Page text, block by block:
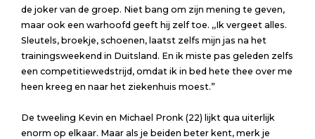
de joker van de groep. Niet bang om zijn mening te geven,
maar ook een warhoofd geeft hij zelf toe. ,,Ik vergeet alles.
Sleutels, broekje, schoenen, laatst zelfs mijn jas na het
trainingsweekend in Duitsland. En ik miste pas geleden zelfs
een competitiewedstrijd, omdat ik in bed hete thee over me
heen kreeg en naar het ziekenhuis moest.”
De tweeling Kevin en Michael Pronk (22) lijkt qua uiterlijk
enorm op elkaar. Maar als je beiden beter kent, merk je